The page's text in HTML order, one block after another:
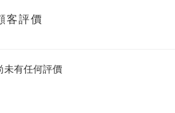
客評價
未有任何評價